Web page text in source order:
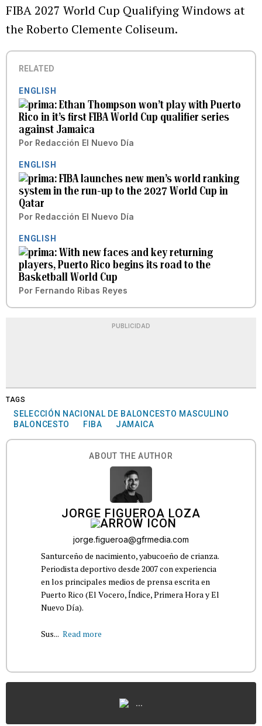
FIBA 2027 World Cup Qualifying Windows at
the Roberto Clemente Coliseum.
RELATED
ENGLISH
Ethan Thompson won’t play with Puerto
Rico in it’s first FIBA World Cup qualifier series
against Jamaica
Por Redacción El Nuevo Día
ENGLISH
FIBA launches new men’s world ranking
system in the run-up to the 2027 World Cup in
Qatar
Por Redacción El Nuevo Día
ENGLISH
With new faces and key returning
players, Puerto Rico begins its road to the
Basketball World Cup
Por Fernando Ribas Reyes
PUBLICIDAD
TAGS
SELECCIÓN NACIONAL DE BALONCESTO MASCULINO
BALONCESTO
FIBA JAMAICA
ABOUT THE AUTHOR
JORGE FIGUEROA LOZA
jorge.figueroa@gfrmedia.com
Santurceño de nacimiento, yabucoeño de crianza.
Periodista deportivo desde 2007 con experiencia
en los principales medios de prensa escrita en
Puerto Rico (El Vocero, Índice, Primera Hora y El
Nuevo Día).
Sus... Read more
...